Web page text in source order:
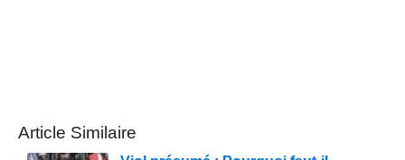
Article Similaire